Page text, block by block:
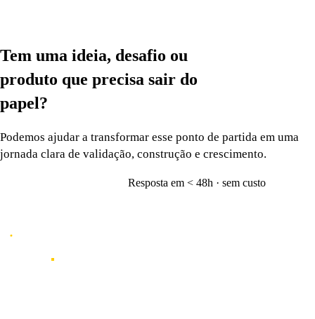
Tem uma ideia, desafio ou
produto que precisa sair do
papel?
Podemos ajudar a transformar esse ponto de partida em uma
jornada clara de validação, construção e crescimento.
Resposta em < 48h · sem custo